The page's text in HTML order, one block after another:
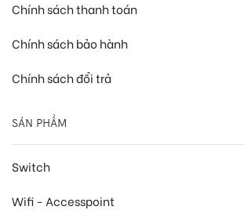
Chính sách thanh toán
Chính sách bảo hành
Chính sách đổi trả
SẢN PHẨM
Switch
Wifi - Accesspoint